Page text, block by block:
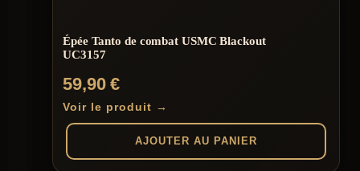
Épée Tanto de combat USMC Blackout
UC3157
59,90€
Voir le produit →
AJOUTER AU PANIER